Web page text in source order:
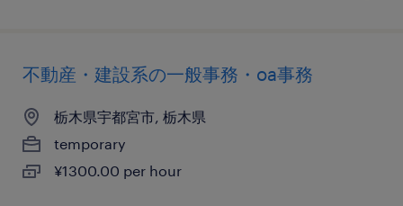
不動産・建設系の一般事務・oa事務
栃木県宇都宮市, 栃木県
temporary
¥1300.00 per hour